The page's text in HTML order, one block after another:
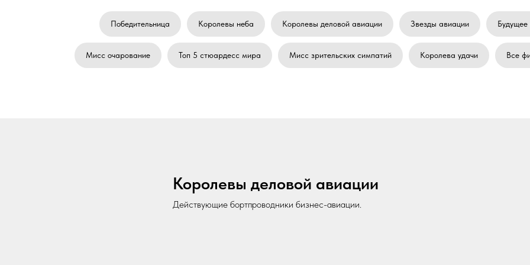
Победительница Королевы неба Королевы деловой авиации Звезды авиации
Мисс очарование Топ 5 стюардесс мира Мисс зрительских симпатий Королева удачи Все
Королевы деловой авиации
Действующие бортпроводники бизнес-авиации.